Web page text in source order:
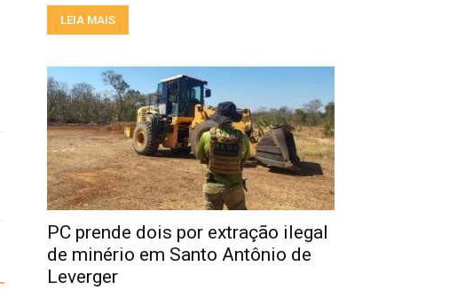
LEIA MAIS
PC prende dois por extração ilegal
de minério em Santo Antônio de
Leverger